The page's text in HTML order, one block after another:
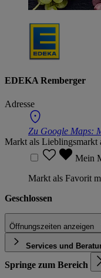
EDEKA Remberger
Adresse
Zu Google Maps:
Markt als Lieblingsmarkt
Mein
Markt als Favorit
Geschlossen
Öffnungszeiten anzeigen
Services und
Springe zum Bereich